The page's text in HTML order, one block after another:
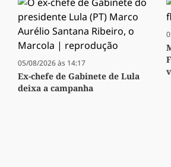
05/08/2026 às 14:17
Ex-chefe de Gabinete de Lula
deixa a campanha